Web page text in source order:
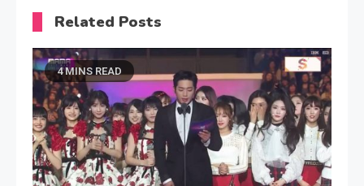
Related Posts
4 MINS READ